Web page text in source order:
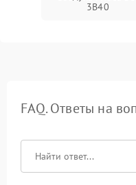
3B40
FAQ. Ответы на